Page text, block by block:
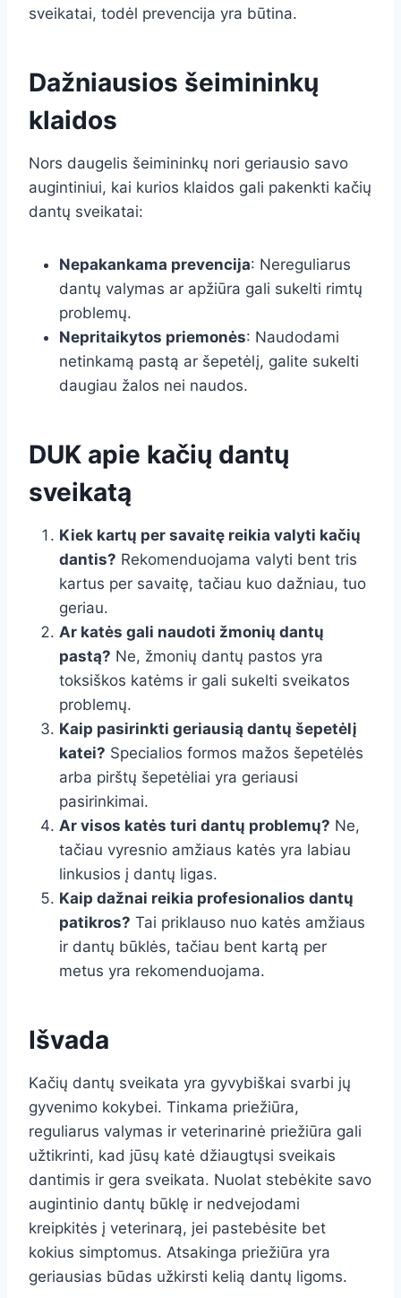
sveikatai, todėl prevencija yra būtina.
Dažniausios šeimininkų
klaidos
Nors daugelis šeimininkų nori geriausio savo
augintiniui, kai kurios klaidos gali pakenkti kačių
dantų sveikatai:
Nepakankama prevencija: Nereguliarus
dantų valymas ar apžiūra gali sukelti rimtų
problemų.
Nepritaikytos priemonės: Naudodami
netinkamą pastą ar šepetėlį, galite sukelti
daugiau žalos nei naudos.
DUK apie kačių dantų
sveikatą
Kiek kartų per savaitę reikia valyti kačių
dantis? Rekomenduojama valyti bent tris
kartus per savaitę, tačiau kuo dažniau, tuo
geriau.
Ar katės gali naudoti žmonių dantų
pastą? Ne, žmonių dantų pastos yra
toksiškos katėms ir gali sukelti sveikatos
problemų.
Kaip pasirinkti geriausią dantų šepetėlį
katei? Specialios formos mažos šepetėlės
arba pirštų šepetėliai yra geriausi
pasirinkimai.
Ar visos katės turi dantų problemų? Ne,
tačiau vyresnio amžiaus katės yra labiau
linkusios į dantų ligas.
Kaip dažnai reikia profesionalios dantų
patikros? Tai priklauso nuo katės amžiaus
ir dantų būklės, tačiau bent kartą per
metus yra rekomenduojama.
Išvada
Kačių dantų sveikata yra gyvybiškai svarbi jų
gyvenimo kokybei. Tinkama priežiūra,
reguliarus valymas ir veterinarinė priežiūra gali
užtikrinti, kad jūsų katė džiaugtųsi sveikais
dantimis ir gera sveikata. Nuolat stebėkite savo
augintinio dantų būklę ir nedvejodami
kreipkitės į veterinarą, jei pastebėsite bet
kokius simptomus. Atsakinga priežiūra yra
geriausias būdas užkirsti kelią dantų ligoms.